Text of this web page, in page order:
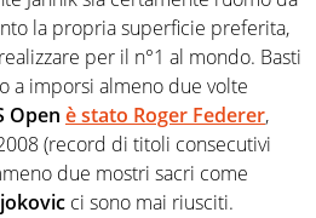
la propria superficie preferita,
per il n°1 al mondo. Basti
a imporsi almeno due volte
Open è stato Roger Federer,
(record di titoli consecutivi
due mostri sacri come
ci sono mai riusciti.